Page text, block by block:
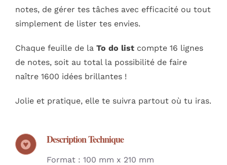
notes, de gérer tes tâches avec efficacité ou tout
simplement de lister tes envies.
Chaque feuille de la To do listcompte 16 lignes
de notes, soit au total la possibilité de faire
naître 1600 idées brillantes !
Jolie et pratique, elle te suivra partout où tu iras.
Description Technique
Format : 100 mm x 210 mm